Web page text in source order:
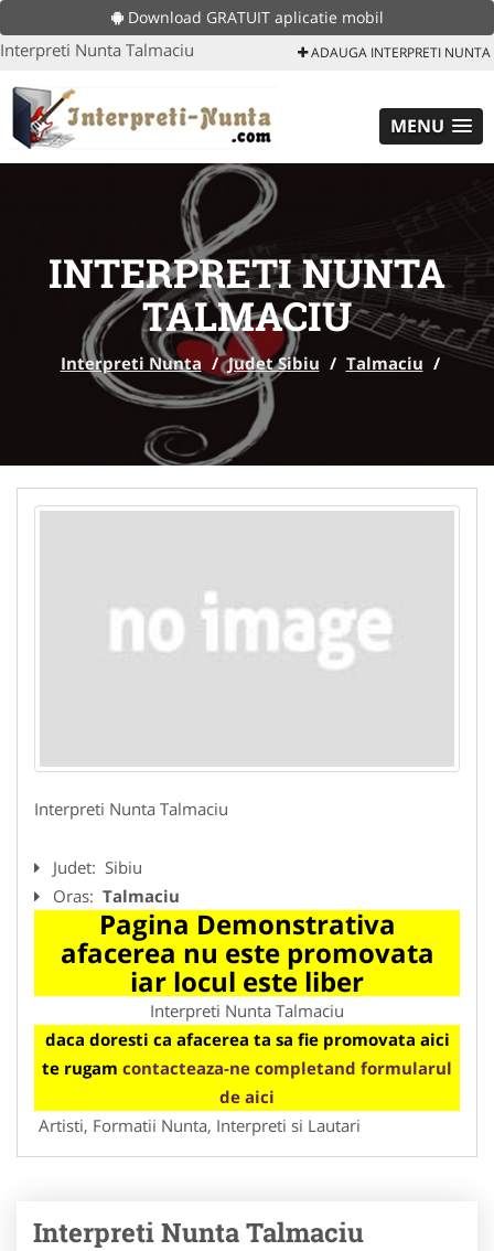
Download GRATUIT aplicatie mobil
Interpreti Nunta Talmaciu ADAUGA INTERPRETI NUNTA
MENU
INTERPRETI NUNTA
TALMACIU
Interpreti Nunta / Judet Sibiu / Talmaciu /
Interpreti Nunta Talmaciu
Judet: Sibiu
Oras: Talmaciu
Pagina Demonstrativa
afacerea nu este promovata
iar locul este liber
Interpreti Nunta Talmaciu
daca doresti ca afacerea ta sa fie promovata aici
te rugam contacteaza-ne completand formularul
de aici
Artisti, Formatii Nunta, Interpreti si Lautari
Interpreti Nunta Talmaciu